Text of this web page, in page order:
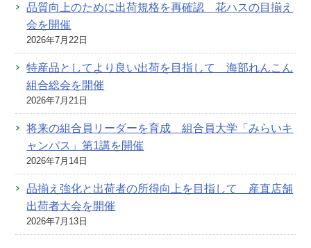
品質向上のために出荷規格を再確認 花ハスの目揃え
会を開催
2026年7月22日
特産品としてより良い出荷を目指して 海部れんこん
組合総会を開催
2026年7月21日
将来の組合員リーダーを育成 組合員大学「みらいキ
ャンパス」第1講を開催
2026年7月14日
品揃え強化と出荷者の所得向上を目指して 産直店舗
出荷者大会を開催
2026年7月13日